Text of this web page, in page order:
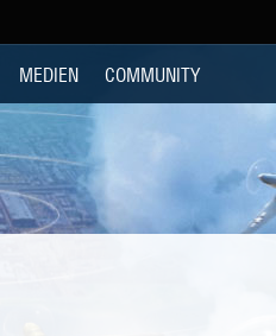
MEDIEN COMMUNITY